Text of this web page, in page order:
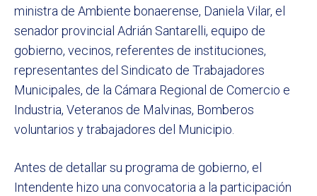
ministra de Ambiente bonaerense, Daniela Vilar, el
senador provincial Adrián Santarelli, equipo de
gobierno, vecinos, referentes de instituciones,
representantes del Sindicato de Trabajadores
Municipales, de la Cámara Regional de Comercio e
Industria, Veteranos de Malvinas, Bomberos
voluntarios y trabajadores del Municipio.
Antes de detallar su programa de gobierno, el
Intendente hizo una convocatoria a la participación